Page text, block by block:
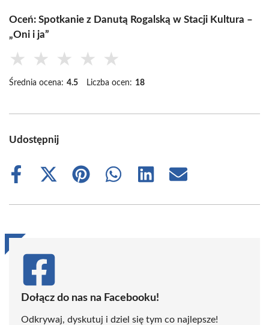
Oceń: Spotkanie z Danutą Rogalską w Stacji Kultura –
„Oni i ja”
★ ★ ★ ★ ★
Średnia ocena: 4.5 Liczba ocen: 18
Udostępnij
Share
Share
(Twitter)
Share
Share
Share
Share
Dołącz do nas na Facebooku!
Odkrywaj, dyskutuj i dziel się tym co najlepsze!